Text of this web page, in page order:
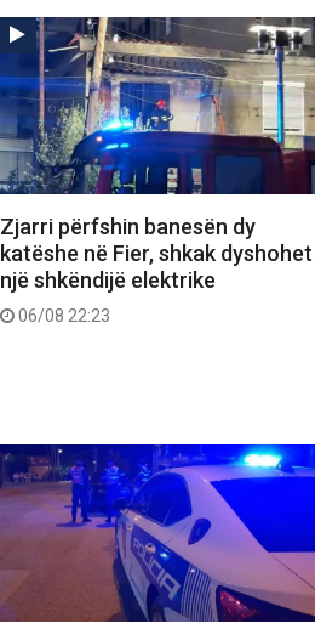
Zjarri përfshin banesën dy
katëshe në Fier, shkak dyshohet
një shkëndijë elektrike
06/08 22:23